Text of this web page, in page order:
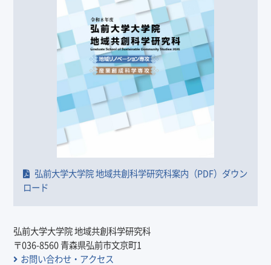
弘前大学大学院 地域共創科学研究科案内（PDF）ダウン
ロード
弘前大学大学院 地域共創科学研究科
〒036-8560 青森県弘前市文京町1
お問い合わせ・アクセス